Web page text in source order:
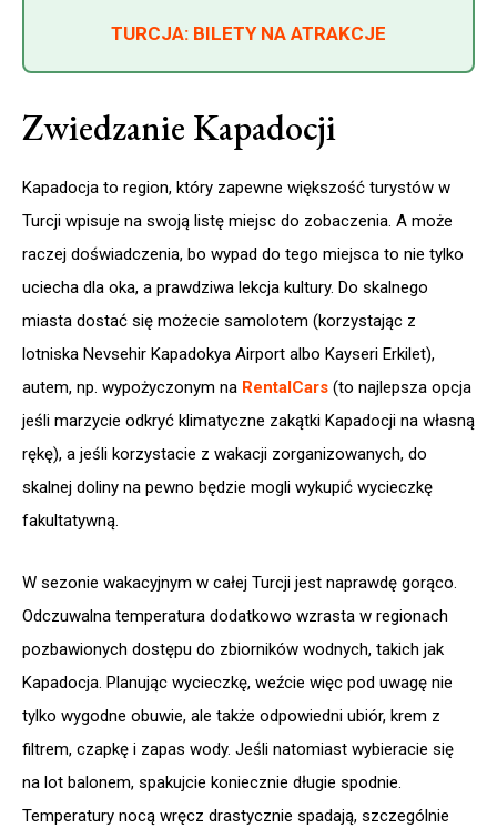
TURCJA: BILETY NA ATRAKCJE
Zwiedzanie Kapadocji
Kapadocja to region, który zapewne większość turystów w
Turcji wpisuje na swoją listę miejsc do zobaczenia. A może
raczej doświadczenia, bo wypad do tego miejsca to nie tylko
uciecha dla oka, a prawdziwa lekcja kultury. Do skalnego
miasta dostać się możecie samolotem (korzystając z
lotniska Nevsehir Kapadokya Airport albo Kayseri Erkilet),
autem, np. wypożyczonym na RentalCars (to najlepsza opcja
jeśli marzycie odkryć klimatyczne zakątki Kapadocji na własną
rękę), a jeśli korzystacie z wakacji zorganizowanych, do
skalnej doliny na pewno będzie mogli wykupić wycieczkę
fakultatywną.
W sezonie wakacyjnym w całej Turcji jest naprawdę gorąco.
Odczuwalna temperatura dodatkowo wzrasta w regionach
pozbawionych dostępu do zbiorników wodnych, takich jak
Kapadocja. Planując wycieczkę, weźcie więc pod uwagę nie
tylko wygodne obuwie, ale także odpowiedni ubiór, krem z
filtrem, czapkę i zapas wody. Jeśli natomiast wybieracie się
na lot balonem, spakujcie koniecznie długie spodnie.
Temperatury nocą wręcz drastycznie spadają, szczególnie